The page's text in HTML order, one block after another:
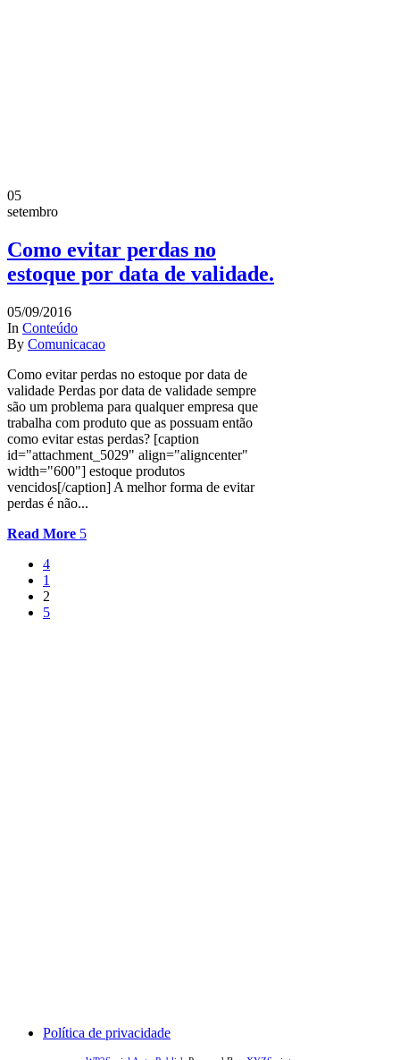
05
setembro
Como evitar perdas no
estoque por data de validade.
05/09/2016
In Conteúdo
By Comunicacao
Como evitar perdas no estoque por data de
validade Perdas por data de validade sempre
são um problema para qualquer empresa que
trabalha com produto que as possuam então
como evitar estas perdas? [caption
id="attachment_5029" align="aligncenter"
width="600"] estoque produtos
vencidos[/caption] A melhor forma de evitar
perdas é não...
Read More
1
2
Política de privacidade